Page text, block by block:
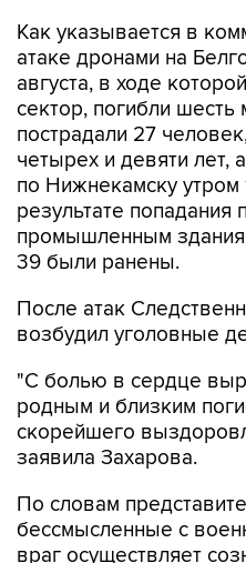
Как указывается в
атаке дронами на
августа, в ходе
сектор, погибли
пострадали 27
четырех и девяти
по Нижнекамску утром
результате
промышленным
39 были ранены.
После атак
возбудил уголовные
"С болью в сердце
родным и близким
скорейшего
заявила Захарова.
По словам
бессмысленные с
враг осуществляет